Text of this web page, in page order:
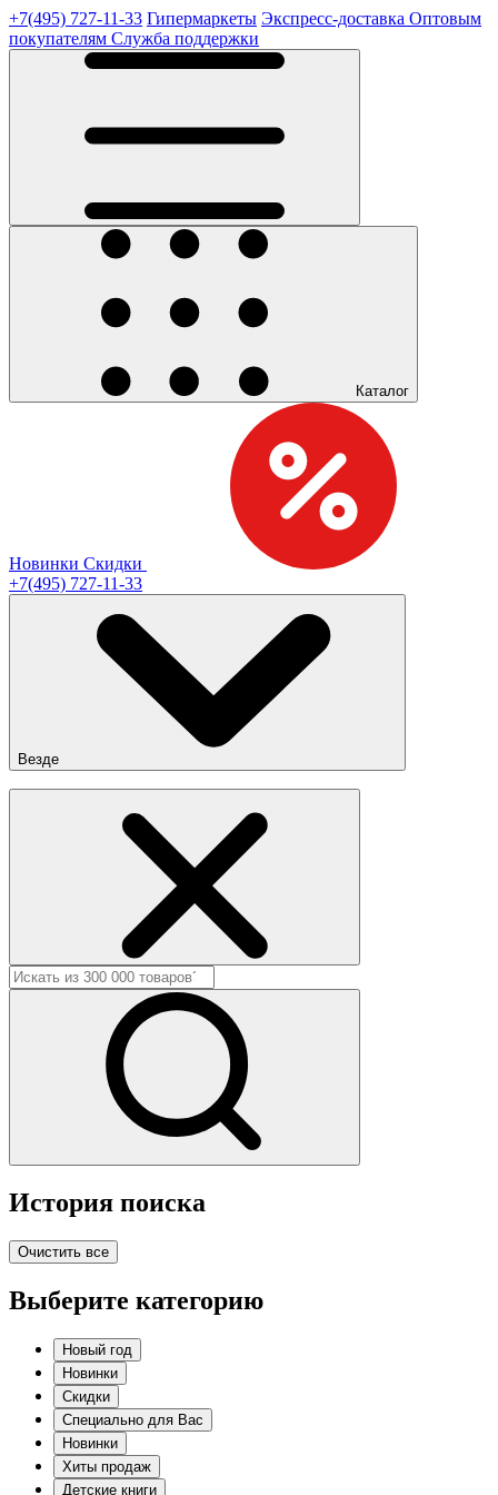
+7(495) 727-11-33 Гипермаркеты Экспресс-доставка Оптовым
покупателям Служба поддержки
Каталог
Новинки Скидки
+7(495) 727-11-33
Везде
История поиска
Очистить все
Выберите категорию
Новый год
Новинки
Скидки
Специально для Вас
Новинки
Хиты продаж
Детские книги